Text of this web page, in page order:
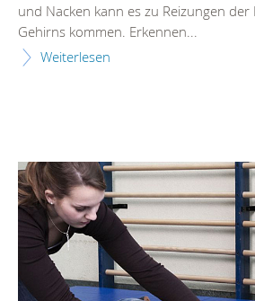
und Nacken kann es zu Reizungen
Gehirns kommen. Erkennen...
Weiterlesen